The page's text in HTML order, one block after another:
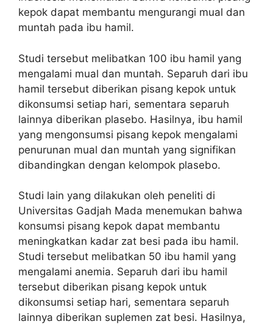
kepok dapat membantu mengurangi mual dan
muntah pada ibu hamil.
Studi tersebut melibatkan 100 ibu hamil yang
mengalami mual dan muntah. Separuh dari ibu
hamil tersebut diberikan pisang kepok untuk
dikonsumsi setiap hari, sementara separuh
lainnya diberikan plasebo. Hasilnya, ibu hamil
yang mengonsumsi pisang kepok mengalami
penurunan mual dan muntah yang signifikan
dibandingkan dengan kelompok plasebo.
Studi lain yang dilakukan oleh peneliti di
Universitas Gadjah Mada menemukan bahwa
konsumsi pisang kepok dapat membantu
meningkatkan kadar zat besi pada ibu hamil.
Studi tersebut melibatkan 50 ibu hamil yang
mengalami anemia. Separuh dari ibu hamil
tersebut diberikan pisang kepok untuk
dikonsumsi setiap hari, sementara separuh
lainnya diberikan suplemen zat besi. Hasilnya,